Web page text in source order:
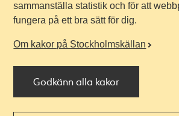
sammanställa statistik och för att
fungera på ett bra sätt för dig.
Om kakor på Stockholmskällan
Godkänn alla kakor